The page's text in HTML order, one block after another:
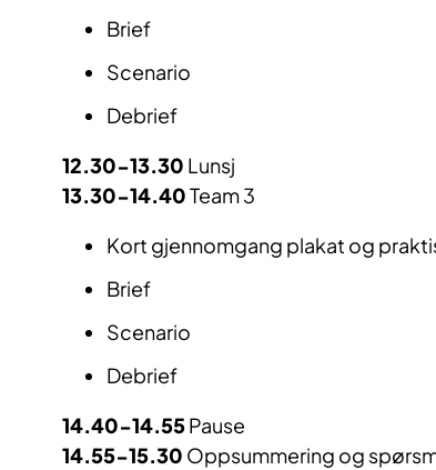
Brief
Scenario
Debrief
12.30-13.30 Lunsj
13.30-14.40Team 3
Kort gjennomgang plakat og
Brief
Scenario
Debrief
14.40-14.55Pause
14.55-15.30 Oppsummering og